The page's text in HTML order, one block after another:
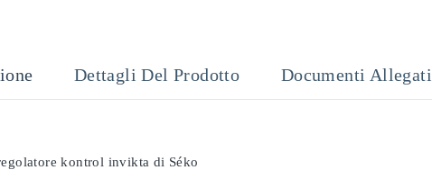
Dettagli Del Prodotto Documenti Allegati
kontrol invikta di Séko